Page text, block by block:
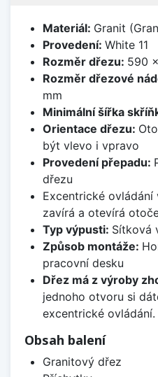
Materiál: Granit
Provedení: White 11
Rozměr dřezu: 590
Rozměr dřezové
mm
Minimální šířka
Orientace dřezu:
být vlevo i vpravo
Provedení přepadu:
dřezu
Excentrické
zavírá a otevírá
Typ výpusti: Sítková
Způsob montáže:
pracovní desku
Dřez má z výroby
jednoho otvoru si
excentrické ovládání.
Obsah balení
Granitový dřez